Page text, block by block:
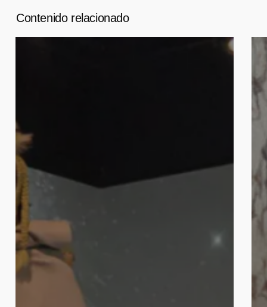
Contenido relacionado